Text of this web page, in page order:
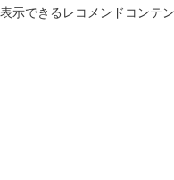
表示できるレコメンドコンテ